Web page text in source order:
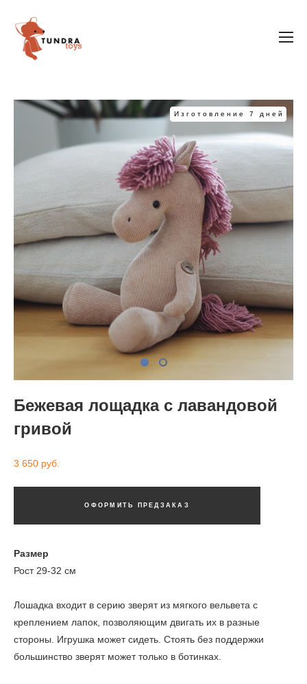
Изготовление 7 дней
Бежевая лощадка с лавандовой
гривой
3 650 pуб.
ОФОРМИТЬ ПРЕДЗАКАЗ
Размер
Рост 29-32 см
Лошадка входит в серию зверят из мягкого вельвета с
креплением лапок, позволяющим двигать их в разные
стороны. Игрушка может сидеть. Стоять без поддержки
большинство зверят может только в ботинках.